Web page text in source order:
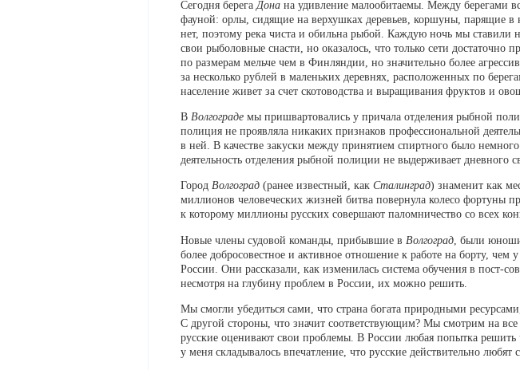
Сегодня берега Дона на удивление малообитаемы. Между берегами
фауной: орлы, сидящие на верхушках деревьев, коршуны, парящие
нет, поэтому река чиста и обильна рыбой. Каждую ночь мы ставили
свои рыболовные снасти, но оказалось, что только сети
по размерам мельче чем в Финляндии, но значительно более
за несколько рублей в маленьких деревнях, расположенных по
население живет за счет скотоводства и выращивания фруктов и
В Волгограде мы пришвартовались у причала отделения рыбной
полиция не проявляла никаких признаков профессиональной
в ней. В качестве закуски между принятием спиртного было
деятельность отделения рыбной полиции не выдерживает дневного
Город Волгоград (ранее известный, как Сталинград) знаменит как
миллионов человеческих жизней битва повернула колесо фортуны
к которому миллионы русских совершают паломничество со всех
Новые члены судовой команды, прибывшие в Волгоград , были
более добросовестное и активное отношение к работе на борту,
России. Они рассказали, как изменилась система обучения в пост-
несмотря на глубину проблем в России, их можно решить.
Мы смогли убедиться сами, что страна богата природными
С другой стороны, что значит соответствующим? Мы смотрим на все
русские оценивают свои проблемы. В России любая попытка
у меня складывалось впечатление, что русские действительно